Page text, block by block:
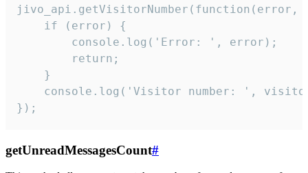
jivo_api.getVisitorNumber(function(error,
    if (error) {
        console.log('Error: ', error);
        return;
    }
console.log('Visitor number: ',
});
getUnreadMessagesCount#